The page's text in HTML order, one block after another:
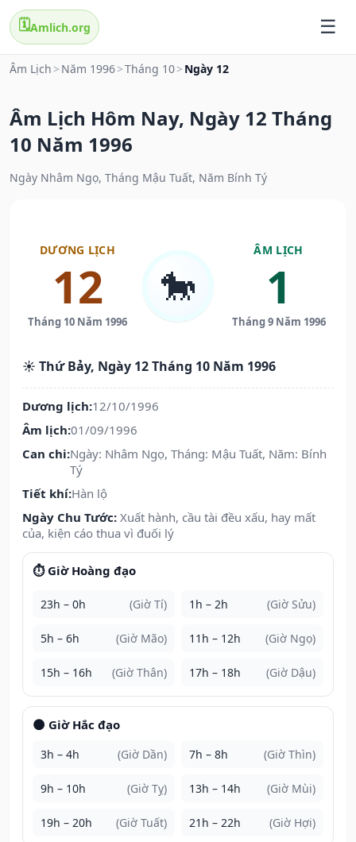
🗓️Amlich.org
Âm Lịch > Năm 1996>Tháng 10> Ngày 12
Âm Lịch Hôm Nay, Ngày 12 Tháng
10 Năm 1996
Ngày Nhâm Ngọ, Tháng Mậu Tuất, Năm Bính Tý
DƯƠNG LỊCH
12
Tháng 10 Năm 1996
🐎
ÂM LỊCH
1
Tháng 9 Năm 1996
☀️ Thứ Bảy, Ngày 12 Tháng 10 Năm 1996
Dương lịch:12/10/1996
Âm lịch:01/09/1996
Can chi:Ngày: Nhâm Ngọ, Tháng: Mậu Tuất, Năm: Bính
Tý
Tiết khí:Hàn lộ
Ngày Chu Tước: Xuất hành, cầu tài đều xấu, hay mất
của, kiện cáo thua vì đuối lý
⏱️ Giờ Hoàng đạo
23h – 0h (Giờ Tí) 1h – 2h (Giờ Sửu)
5h – 6h (Giờ Mão) 11h – 12h (Giờ Ngọ)
15h – 16h (Giờ Thân) 17h – 18h (Giờ Dậu)
🌑 Giờ Hắc đạo
3h – 4h (Giờ Dần) 7h – 8h (Giờ Thìn)
9h – 10h (Giờ Tỵ) 13h – 14h (Giờ Mùi)
19h – 20h (Giờ Tuất) 21h – 22h (Giờ Hợi)